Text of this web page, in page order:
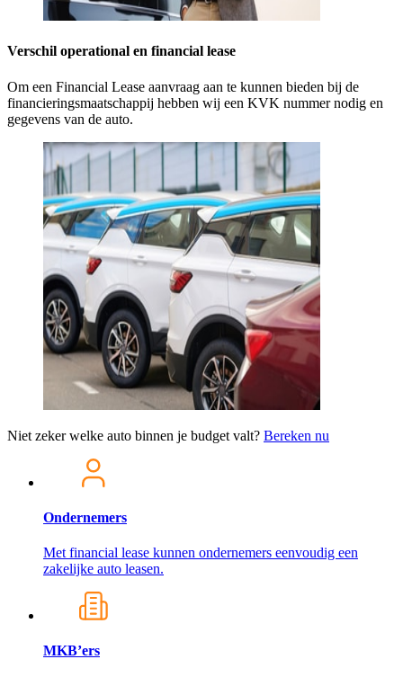
Verschil operational en financial lease
Om een Financial Lease aanvraag aan te kunnen bieden bij de
financieringsmaatschappij hebben wij een KVK nummer nodig en
gegevens van de auto.
Niet zeker welke auto binnen je budget valt? Bereken nu
Ondernemers
Met financial lease kunnen ondernemers eenvoudig een
zakelijke auto leasen.
MKB’ers